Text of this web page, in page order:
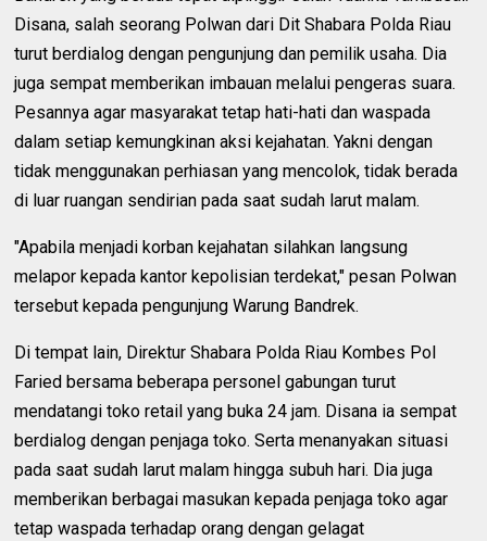
Disana, salah seorang Polwan dari Dit Shabara Polda Riau
turut berdialog dengan pengunjung dan pemilik usaha. Dia
juga sempat memberikan imbauan melalui pengeras suara.
Pesannya agar masyarakat tetap hati-hati dan waspada
dalam setiap kemungkinan aksi kejahatan. Yakni dengan
tidak menggunakan perhiasan yang mencolok, tidak berada
di luar ruangan sendirian pada saat sudah larut malam.
"Apabila menjadi korban kejahatan silahkan langsung
melapor kepada kantor kepolisian terdekat," pesan Polwan
tersebut kepada pengunjung Warung Bandrek.
Di tempat lain, Direktur Shabara Polda Riau Kombes Pol
Faried bersama beberapa personel gabungan turut
mendatangi toko retail yang buka 24 jam. Disana ia sempat
berdialog dengan penjaga toko. Serta menanyakan situasi
pada saat sudah larut malam hingga subuh hari. Dia juga
memberikan berbagai masukan kepada penjaga toko agar
tetap waspada terhadap orang dengan gelagat